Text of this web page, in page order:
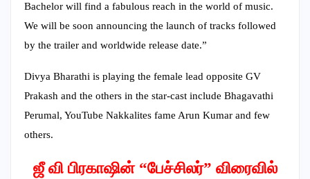
Bachelor will find a fabulous reach in the world of music.
We will be soon announcing the launch of tracks followed
by the trailer and worldwide release date.”
Divya Bharathi is playing the female lead opposite GV
Prakash and the others in the star-cast include Bhagavathi
Perumal, YouTube Nakkalites fame Arun Kumar and few
others.
ஜீ வி பிரகாஷின் “பேச்சிலர்” விரைவில்